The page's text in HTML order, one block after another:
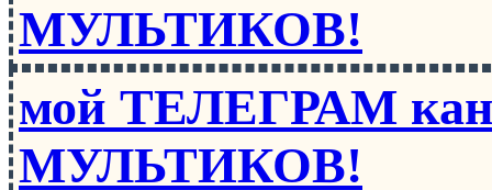
МУЛЬТИКОВ!
мой ТЕЛЕГРАМ
МУЛЬТИКОВ!